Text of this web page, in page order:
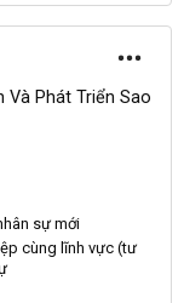
Và Phát Triển Sao
sự mới
cùng lĩnh vực (tư